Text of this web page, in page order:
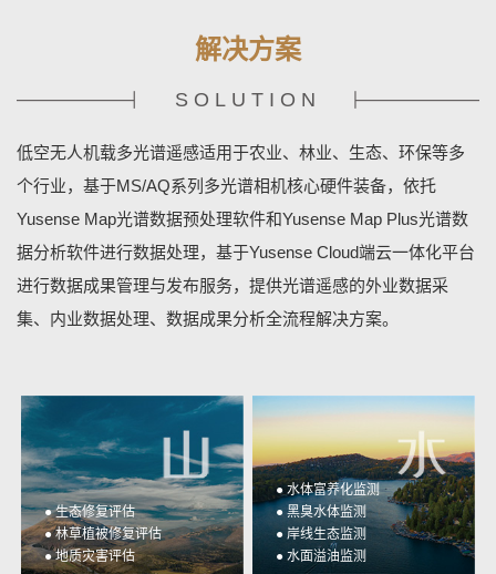
数据预处理软件MAP
数据分析软件MAPPLUS
地基终端控制软件
YUSENSENET
展示
光谱数据展示平台
YUSENSEVIEWER
YUSENSESDK
解决方案
SOLUTION
低空无人机载多光谱遥感适用于农业、林业、生态、环保等多
个行业，基于MS/AQ系列多光谱相机核心硬件装备，依托
Yusense Map光谱数据预处理软件和Yusense Map Plus光谱数
据分析软件进行数据处理，基于Yusense Cloud端云一体化平台
进行数据成果管理与发布服务，提供光谱遥感的外业数据采
集、内业数据处理、数据成果分析全流程解决方案。
● 生态修复评估
● 林草植被修复评估
● 地质灾害评估
● 水体富养化监测
● 黑臭水体监测
● 岸线生态监测
● 水面溢油监测